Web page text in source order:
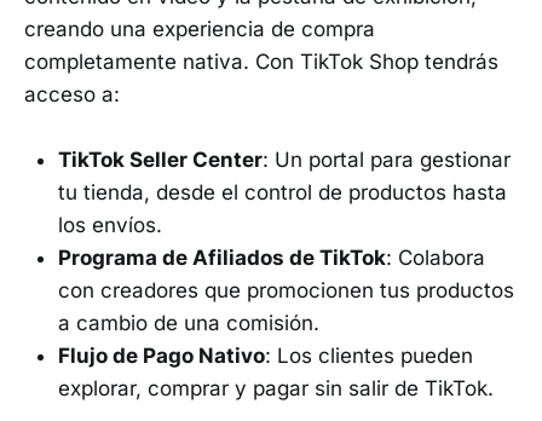
creando una experiencia de compra
completamente nativa. Con TikTok Shop tendrás
acceso a:
TikTok Seller Center: Un portal para gestionar
tu tienda, desde el control de productos hasta
los envíos.
Programa de Afiliados de TikTok: Colabora
con creadores que promocionen tus productos
a cambio de una comisión.
Flujo de Pago Nativo: Los clientes pueden
explorar, comprar y pagar sin salir de TikTok.